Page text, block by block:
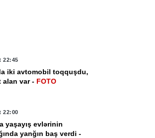
22:45
iki avtomobil toqquşdu,
alan var - FOTO
22:00
yaşayış evlərinin
yanğın baş verdi -